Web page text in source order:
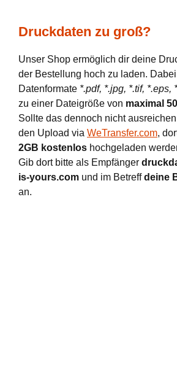
Druckdaten zu groß?
Unser Shop ermöglich dir deine
der Bestellung hoch zu laden.
Datenformate *.pdf, *.jpg, *.tif, *.eps,
zu einer Dateigröße von maximal
Sollte das dennoch nicht
den Upload via WeTransfer.com,
2GB kostenlos hochgeladen
Gib dort bitte als Empfänger
is-yours.com und im Betreffdeine
an.